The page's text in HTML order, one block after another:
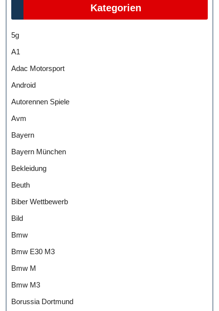
Kategorien
5g
A1
Adac Motorsport
Android
Autorennen Spiele
Avm
Bayern
Bayern München
Bekleidung
Beuth
Biber Wettbewerb
Bild
Bmw
Bmw E30 M3
Bmw M
Bmw M3
Borussia Dortmund